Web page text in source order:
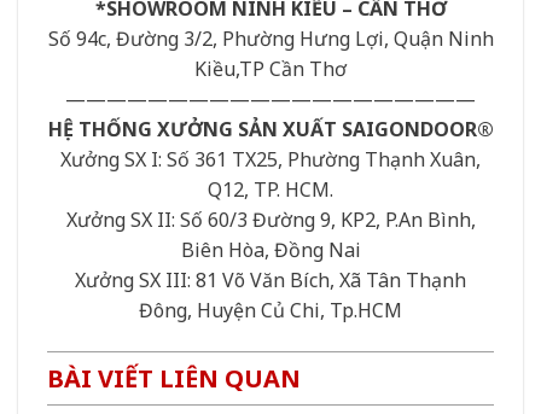
*SHOWROOM NINH KIỀU – CẦN THƠ
Số 94c, Đường 3/2, Phường Hưng Lợi, Quận Ninh
Kiều,TP Cần Thơ
————————————————————
HỆ THỐNG XƯỞNG SẢN XUẤT SAIGONDOOR®
Xưởng SX I: Số 361 TX25, Phường Thạnh Xuân,
Q12, TP. HCM.
Xưởng SX II: Số 60/3 Đường 9, KP2, P.An Bình,
Biên Hòa, Đồng Nai
Xưởng SX III: 81 Võ Văn Bích, Xã Tân Thạnh
Đông, Huyện Củ Chi, Tp.HCM
BÀI VIẾT LIÊN QUAN